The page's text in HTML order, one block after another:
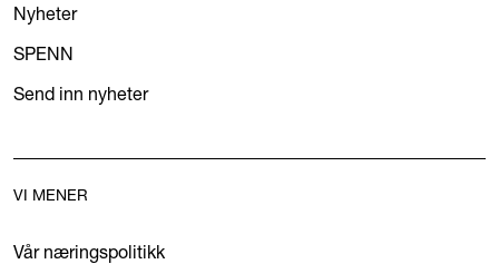
Nyheter
SPENN
Send inn nyheter
VI MENER
Vår næringspolitikk